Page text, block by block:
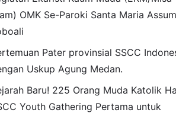
OMK Se-Paroki Santa Maria
Pater provinsial SSCC
Uskup Agung Medan.
Baru! 225 Orang Muda Katolik
Youth Gathering Pertama untuk